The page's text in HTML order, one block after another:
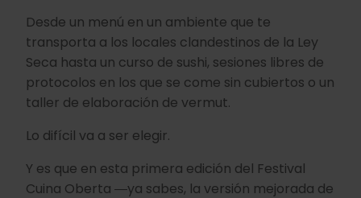
Desde un menú en un ambiente que te
transporta a los locales clandestinos de la Ley
Seca hasta un curso de sushi, sesiones libres de
protocolos en los que se come sin cubiertos o un
taller de elaboración de vermut.
Lo difícil va a ser elegir.
Y es que en esta primera edición del Festival
Cuina Oberta ―ya sabes, la versión mejorada de